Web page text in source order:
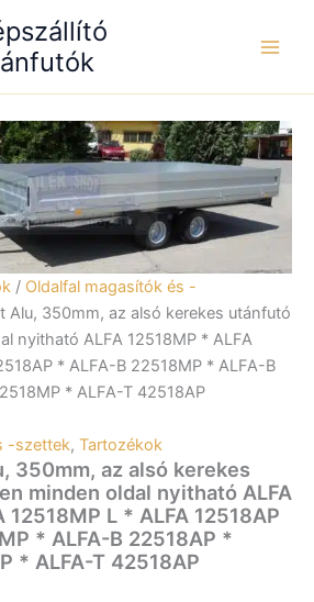
/ Oldalfal magasítók és -
Alu, 350mm, az alsó kerekes utánfutó
nyitható ALFA 12518MP * ALFA
* ALFA-B 22518MP * ALFA-B
* ALFA-T 42518AP
-szettek, Tartozékok
350mm, az alsó kerekes
minden oldal nyitható ALFA
12518MP L * ALFA 12518AP
* ALFA-B 22518AP *
* ALFA-T 42518AP